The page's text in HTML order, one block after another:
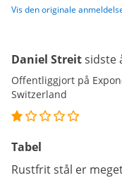
Vis den originale
Daniel Streitsidste
Offentliggjort på
Switzerland
Tabel
Rustfrit stål er